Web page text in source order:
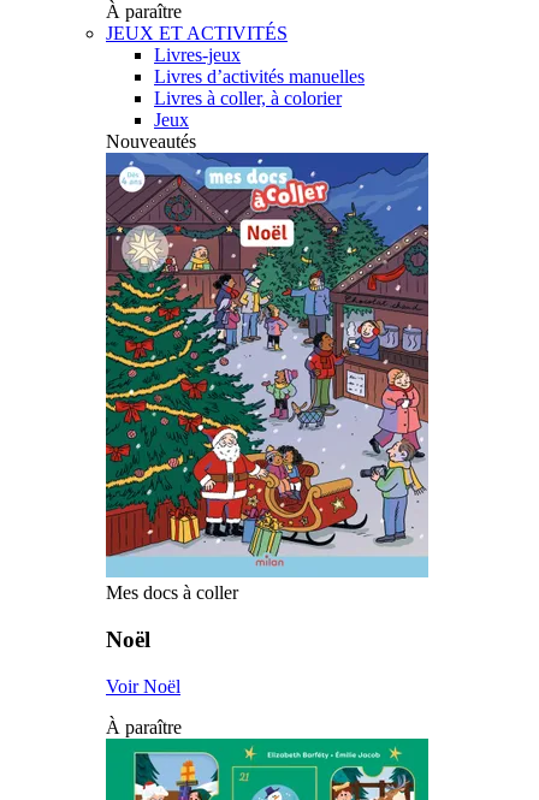
À paraître
JEUX ET ACTIVITÉS
Livres-jeux
Livres d’activités manuelles
Livres à coller, à colorier
Jeux
Nouveautés
Mes docs à coller
Noël
Voir Noël
À paraître